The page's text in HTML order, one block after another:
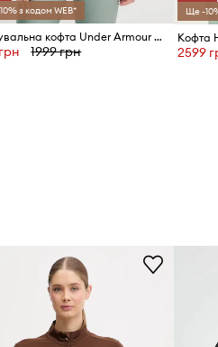
з кодом WEB*
Тренувальна кофта Under Armour HotGear
1999 грн
Ще -
Кофта
2599